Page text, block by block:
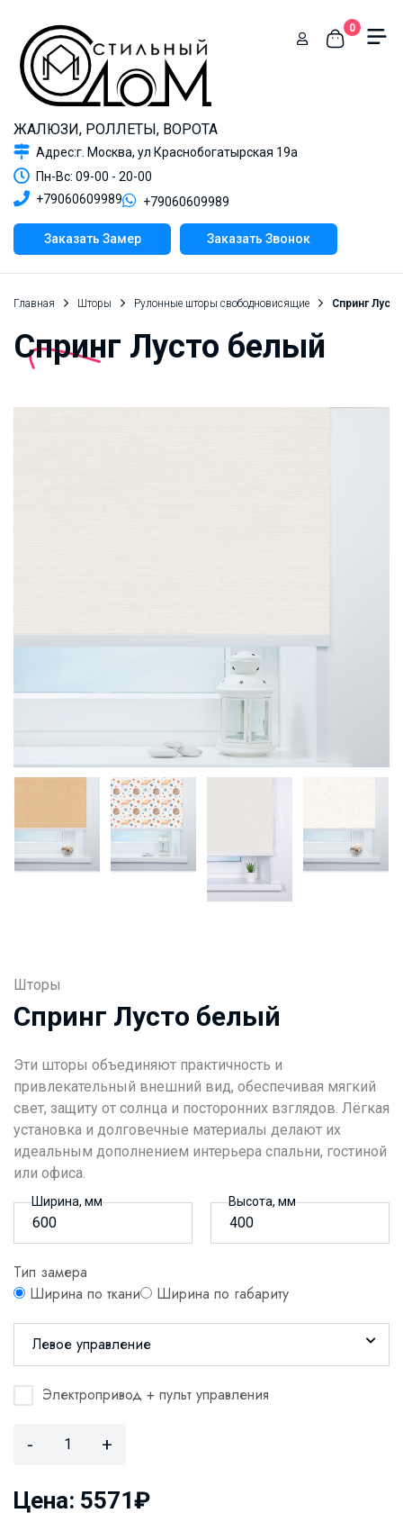
ЖАЛЮЗИ, РОЛЛЕТЫ, ВОРОТА
Адрес:г. Москва, ул Краснобогатырская 19а
Пн-Вс: 09-00 - 20-00
+79060609989
+79060609989
Заказать Замер Заказать Звонок
0
Главная Шторы Рулонные шторы свободновисящие Спринг
Спринг Лусто белый
Шторы
Спринг Лусто белый
Эти шторы объединяют практичность и
привлекательный внешний вид, обеспечивая мягкий
свет, защиту от солнца и посторонних взглядов. Лёгкая
установка и долговечные материалы делают их
идеальным дополнением интерьера спальни, гостиной
или офиса.
Ширина, мм Высота, мм
Тип замера
Ширина по ткани
Ширина по габариту
Левое управление
Электропривод + пульт управления
- +
Цена: 5571₽